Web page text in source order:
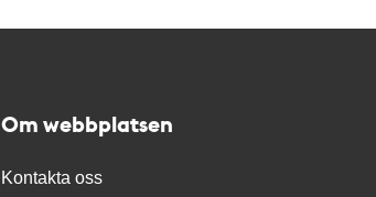
Om webbplatsen
Kontakta oss